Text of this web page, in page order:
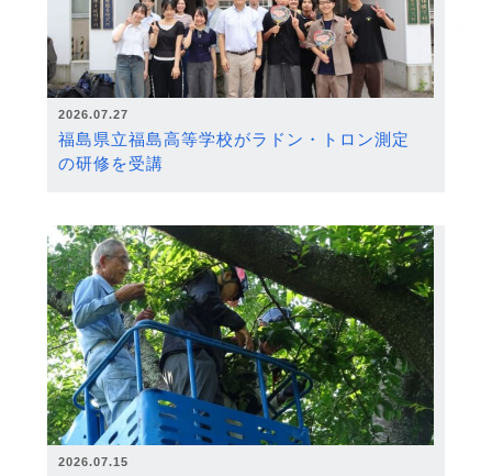
2026.07.27
福島県立福島高等学校がラドン・トロン測定
の研修を受講
2026.07.15